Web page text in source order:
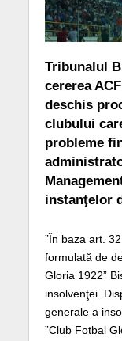
Tribunalul
cererea
deschis
clubului
probleme
instanţelor
”În baza art.
formulată de
Gloria 1922”
insolvenţei.
generale a
”Club Fotbal